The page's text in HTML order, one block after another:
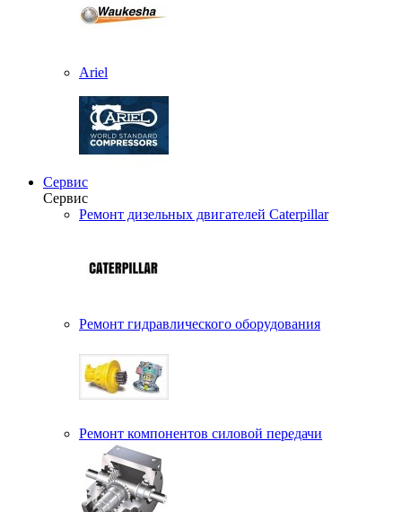
Ariel
Сервис
Сервис
Ремонт дизельных двигателей Caterpillar
Ремонт гидравлического оборудования
Ремонт компонентов силовой передачи